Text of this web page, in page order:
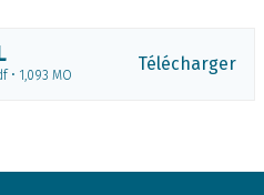
• 1,093 MO
Télécharger